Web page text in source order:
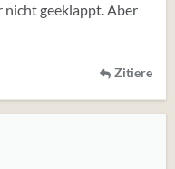
nicht geeklappt. Aber
Zitiere